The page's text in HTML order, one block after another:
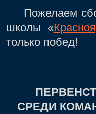
Пожелаем
школы «
только побед!
СРЕДИ